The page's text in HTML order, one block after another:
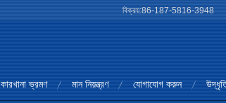
বিক্রয়:86-187-5816-3948
কারখানা ভ্রমণ মান নিয়ন্ত্রণ যোগাযোগ করুন